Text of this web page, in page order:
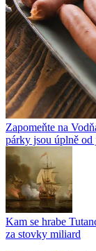
Zapomeňte na
párky jsou úplně od
Kam se hrabe
za stovky miliard